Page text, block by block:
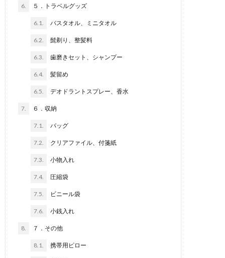
6. ５．トラベルグッズ
6.1. バスタオル、ミニタオル
6.2. 髭剃り、整髪料
6.3. 歯磨きセット、シャンプー
6.4. 髪留め
6.5. デオドラントスプレー、香水
7. ６．収納
7.1. バッグ
7.2. クリアファイル、付箋紙
7.3. 小物入れ
7.4. 圧縮袋
7.5. ビニール袋
7.6. 小銭入れ
8. ７．その他
8.1. 携帯用ピロー